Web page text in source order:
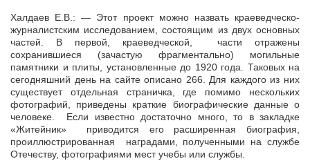
Халдаев Е.В.: — Этот проект можно назвать краеведческо-
журналистским исследованием, состоящим из двух основных
частей. В первой, краеведческой, части отражены
сохранившиеся (зачастую фрагментально) могильные
памятники и плиты, установленные до 1920 года. Таковых на
сегодняшний день на сайте описано 266. Для каждого из них
существует отдельная страничка, где помимо нескольких
фотографий, приведены краткие биографические данные о
человеке. Если известно достаточно много, то в закладке
«Житейник» приводится его расширенная биография,
проиллюстрированная наградами, полученными на службе
Отечеству, фотографиями мест учебы или службы.